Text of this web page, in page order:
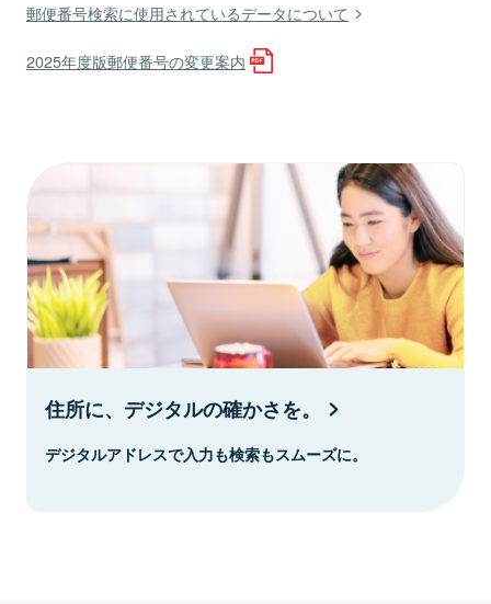
郵便番号検索に使用されているデータについて
2025年度版郵便番号の変更案内
住所に、デジタルの確かさを。
デジタルアドレスで入力も検索もスムーズに。